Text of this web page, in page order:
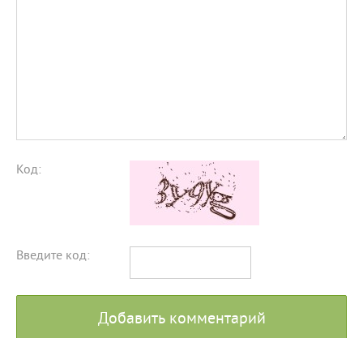
Код:
Введите код:
Добавить комментарий